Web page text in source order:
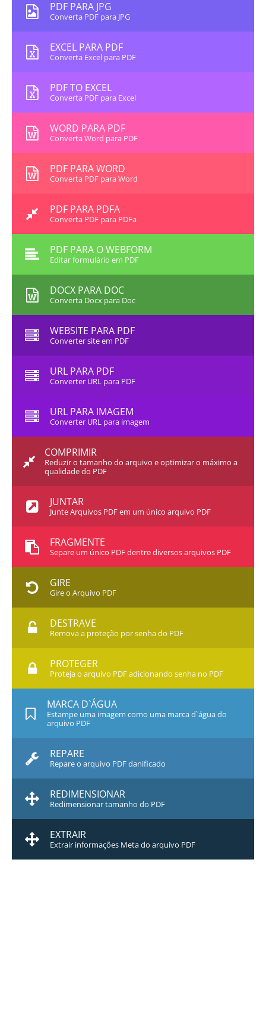
PDF PARA JPG
Converta PDF para JPG
EXCEL PARA PDF
Converta Excel para PDF
PDF TO EXCEL
Converta PDF para Excel
WORD PARA PDF
Converta Word para PDF
PDF PARA WORD
Converta PDF para Word
PDF PARA PDFA
Converta PDF para PDFa
PDF PARA O WEBFORM
Editar formulário em PDF
DOCX PARA DOC
Converta Docx para Doc
WEBSITE PARA PDF
Converter site em PDF
URL PARA PDF
Converter URL para PDF
URL PARA IMAGEM
Converter URL para imagem
COMPRIMIR
Reduzir o tamanho do arquivo e optimizar o máximo a
qualidade do PDF
JUNTAR
Junte Arquivos PDF em um único arquivo PDF
FRAGMENTE
Separe um único PDF dentre diversos arquivos PDF
GIRE
Gire o Arquivo PDF
DESTRAVE
Remova a proteção por senha do PDF
PROTEGER
Proteja o arquivo PDF adicionando senha no PDF
MARCA D`ÁGUA
Estampe uma imagem como uma marca d`água do
arquivo PDF
REPARE
Repare o arquivo PDF danificado
REDIMENSIONAR
Redimensionar tamanho do PDF
EXTRAIR
Extrair informações Meta do arquivo PDF